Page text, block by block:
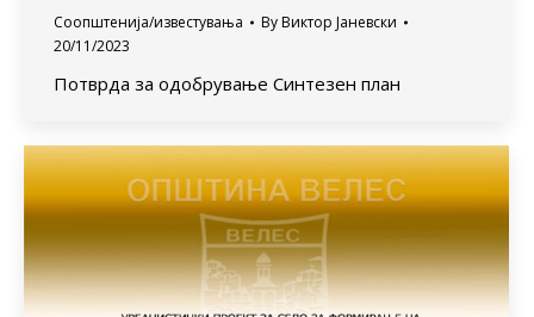
Соопштенија/известувања By Виктор Јаневски
20/11/2023
Потврда за одобрување Синтезен план